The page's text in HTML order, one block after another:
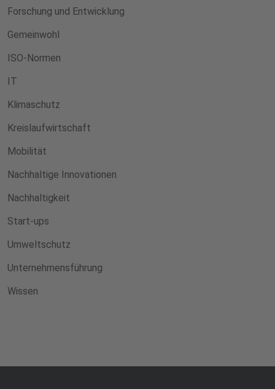
Forschung und Entwicklung
Gemeinwohl
ISO-Normen
IT
Klimaschutz
Kreislaufwirtschaft
Mobilität
Nachhaltige Innovationen
Nachhaltigkeit
Start-ups
Umweltschutz
Unternehmensführung
Wissen